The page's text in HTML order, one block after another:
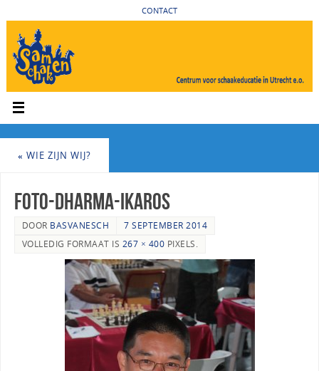
CONTACT
« WIE ZIJN WIJ?
Foto-Dharma-Ikaros
DOOR BASVANESCH
7 SEPTEMBER 2014
VOLLEDIG FORMAAT IS 267 × 400 PIXELS.